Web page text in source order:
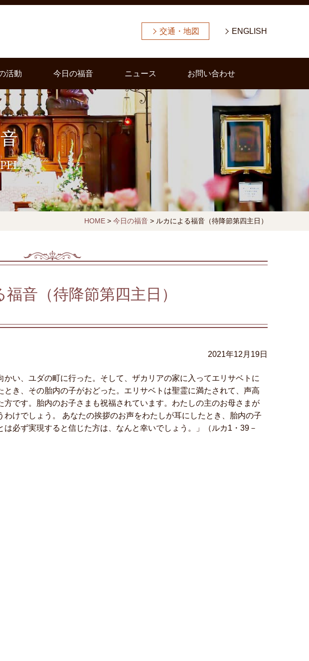
交通・地図 ENGLISH
活動 今日の福音 ニュース お問い合わせ
HOME> 今日の福音> ルカによる福音（待降節第四主日）
音（待降節第四主日）
2021年12月19日
い、ユダの町に行った。そして、ザカリアの家に入ってエリサベトに
き、その胎内の子がおどった。エリサベトは聖霊に満たされて、声高
です。胎内のお子さまも祝福されています。わたしの主のお母さまが
けでしょう。 あなたの挨拶のお声をわたしが耳にしたとき、胎内の子
必ず実現すると信じた方は、なんと幸いでしょう。」（ルカ1・39－